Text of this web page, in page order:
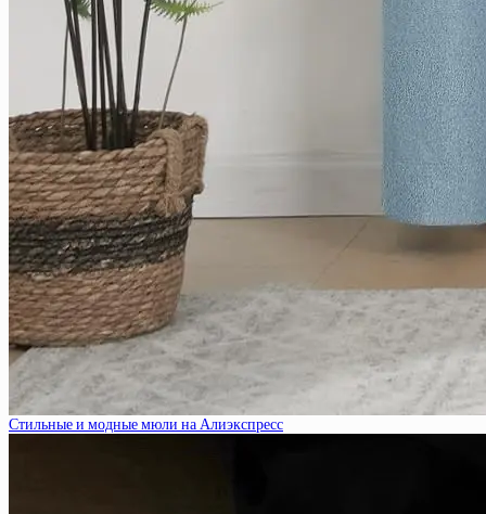
Стильные и модные мюли на Алиэкспресс